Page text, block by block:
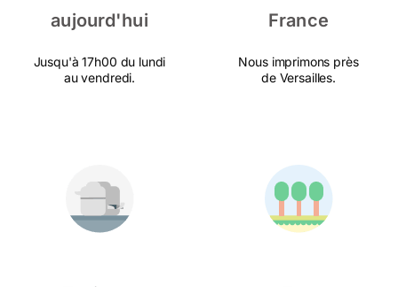
aujourd'hui
Jusqu'à 17h00 du lundi
au vendredi.
France
Nous imprimons près
de Versailles.